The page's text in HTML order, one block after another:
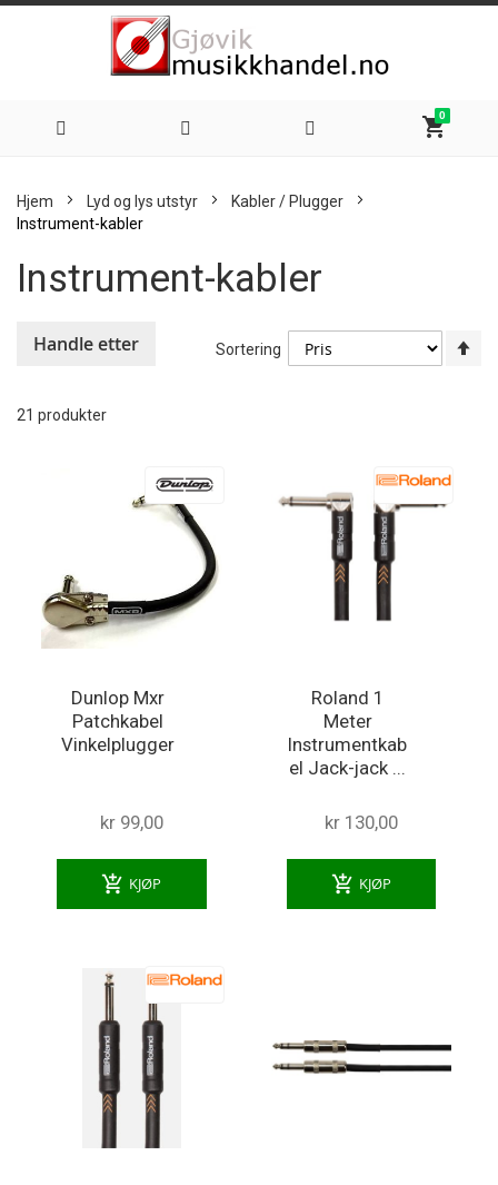
shopping_cart
0
innhold
Hjem Lyd og lys utstyr
Kabler / Plugger
Instrument-kabler
Instrument-kabler
21 produkter
Sortering
Dunlop Mxr
Patchkabel
Vinkelplugger
kr 99,00
add_shopping_cart KJØP
Roland 1
Meter
Instrumentkab
el Jack-jack ...
kr 130,00
add_shopping_cart KJØP
Handle etter